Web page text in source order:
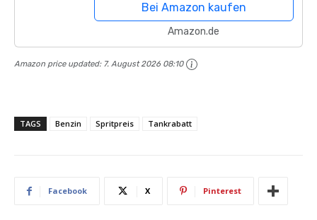
Bei Amazon kaufen
Amazon.de
Amazon price updated: 7. August 2026 08:10
TAGS Benzin Spritpreis Tankrabatt
Facebook X Pinterest